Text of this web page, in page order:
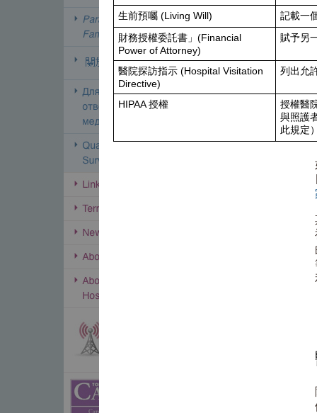
生前預囑 (Living Will)
記載一
財務授權委託書」(Financial
Power of Attorney)
賦予另
醫院探訪指示 (Hospital Visitation
Directive)
列出允
HIPAA 授權
授權醫
與照護
此規定